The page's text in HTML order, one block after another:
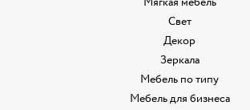
Свет
Декор
Зеркала
Мебель по типу
Мебель для бизнеса